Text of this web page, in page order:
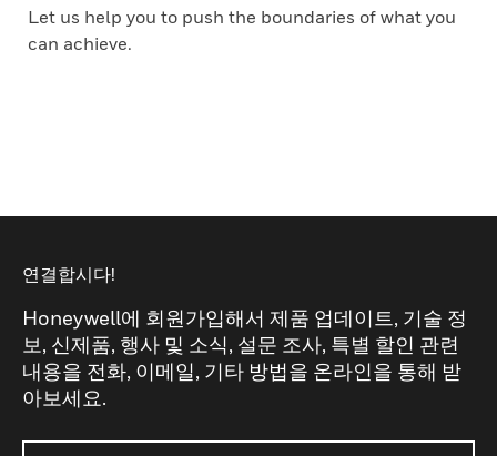
Let us help you to push the boundaries of what you
can achieve.
연결합시다!
Honeywell에 회원가입해서 제품 업데이트, 기술 정
보, 신제품, 행사 및 소식, 설문 조사, 특별 할인 관련
내용을 전화, 이메일, 기타 방법을 온라인을 통해 받
아보세요.